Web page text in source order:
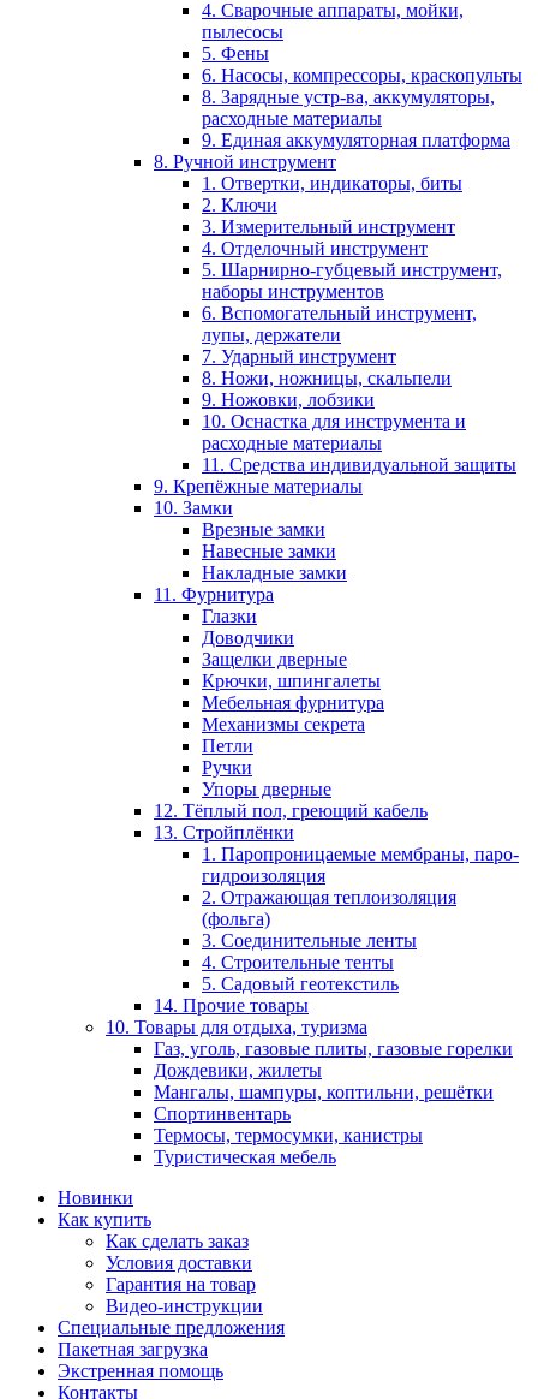
4. Сварочные аппараты, мойки,
пылесосы
5. Фены
6. Насосы, компрессоры, краскопульты
8. Зарядные устр-ва, аккумуляторы,
расходные материалы
9. Единая аккумуляторная платформа
8. Ручной инструмент
1. Отвертки, индикаторы, биты
2. Ключи
3. Измерительный инструмент
4. Отделочный инструмент
5. Шарнирно-губцевый инструмент,
наборы инструментов
6. Вспомогательный инструмент,
лупы, держатели
7. Ударный инструмент
8. Ножи, ножницы, скальпели
9. Ножовки, лобзики
10. Оснастка для инструмента и
расходные материалы
11. Средства индивидуальной защиты
9. Крепёжные материалы
10. Замки
Врезные замки
Навесные замки
Накладные замки
11. Фурнитура
Глазки
Доводчики
Защелки дверные
Крючки, шпингалеты
Мебельная фурнитура
Механизмы секрета
Петли
Ручки
Упоры дверные
12. Тёплый пол, греющий кабель
13. Стройплёнки
1. Паропроницаемые мембраны, паро-
гидроизоляция
2. Отражающая теплоизоляция
(фольга)
3. Соединительные ленты
4. Строительные тенты
5. Садовый геотекстиль
14. Прочие товары
10. Товары для отдыха, туризма
Газ, уголь, газовые плиты, газовые горелки
Дождевики, жилеты
Мангалы, шампуры, коптильни, решётки
Спортинвентарь
Термосы, термосумки, канистры
Туристическая мебель
Новинки
Как купить
Как сделать заказ
Условия доставки
Гарантия на товар
Видео-инструкции
Специальные предложения
Пакетная загрузка
Экстренная помощь
Контакты